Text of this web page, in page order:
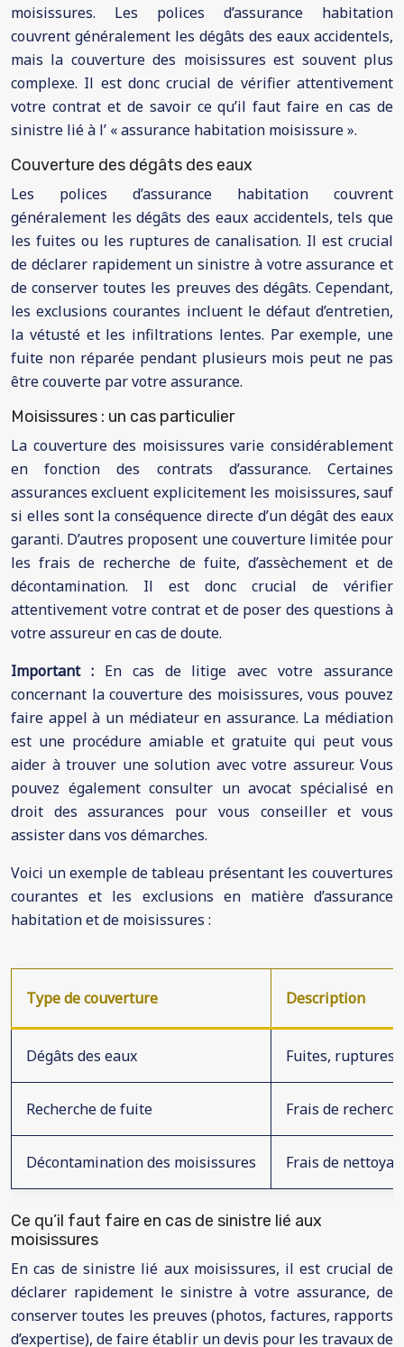
moisissures. Les polices d’assurance habitation
couvrent généralement les dégâts des eaux accidentels,
mais la couverture des moisissures est souvent plus
complexe. Il est donc crucial de vérifier attentivement
votre contrat et de savoir ce qu’il faut faire en cas de
sinistre lié à l’ « assurance habitation moisissure ».
Couverture des dégâts des eaux
Les polices d’assurance habitation couvrent
généralement les dégâts des eaux accidentels, tels que
les fuites ou les ruptures de canalisation. Il est crucial
de déclarer rapidement un sinistre à votre assurance et
de conserver toutes les preuves des dégâts. Cependant,
les exclusions courantes incluent le défaut d’entretien,
la vétusté et les infiltrations lentes. Par exemple, une
fuite non réparée pendant plusieurs mois peut ne pas
être couverte par votre assurance.
Moisissures : un cas particulier
La couverture des moisissures varie considérablement
en fonction des contrats d’assurance. Certaines
assurances excluent explicitement les moisissures, sauf
si elles sont la conséquence directe d’un dégât des eaux
garanti. D’autres proposent une couverture limitée pour
les frais de recherche de fuite, d’assèchement et de
décontamination. Il est donc crucial de vérifier
attentivement votre contrat et de poser des questions à
votre assureur en cas de doute.
Important : En cas de litige avec votre assurance
concernant la couverture des moisissures, vous pouvez
faire appel à un médiateur en assurance. La médiation
est une procédure amiable et gratuite qui peut vous
aider à trouver une solution avec votre assureur. Vous
pouvez également consulter un avocat spécialisé en
droit des assurances pour vous conseiller et vous
assister dans vos démarches.
Voici un exemple de tableau présentant les couvertures
courantes et les exclusions en matière d’assurance
habitation et de moisissures :
Type de couverture Description
Dégâts des eaux Fuites, ruptures
Recherche de fuite Frais de
Décontamination des moisissures Frais de
Ce qu’il faut faire en cas de sinistre lié aux
moisissures
En cas de sinistre lié aux moisissures, il est crucial de
déclarer rapidement le sinistre à votre assurance, de
conserver toutes les preuves (photos, factures, rapports
d’expertise), de faire établir un devis pour les travaux de